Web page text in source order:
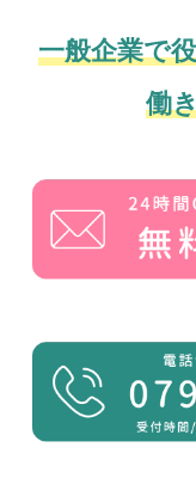
一般企業で
働